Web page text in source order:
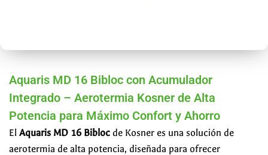
Aquaris MD 16 Bibloc con Acumulador
Integrado – Aerotermia Kosner de Alta
Potencia para Máximo Confort y Ahorro
El Aquaris MD 16 Bibloc de Kosner es una solución de
aerotermia de alta potencia, diseñada para ofrecer